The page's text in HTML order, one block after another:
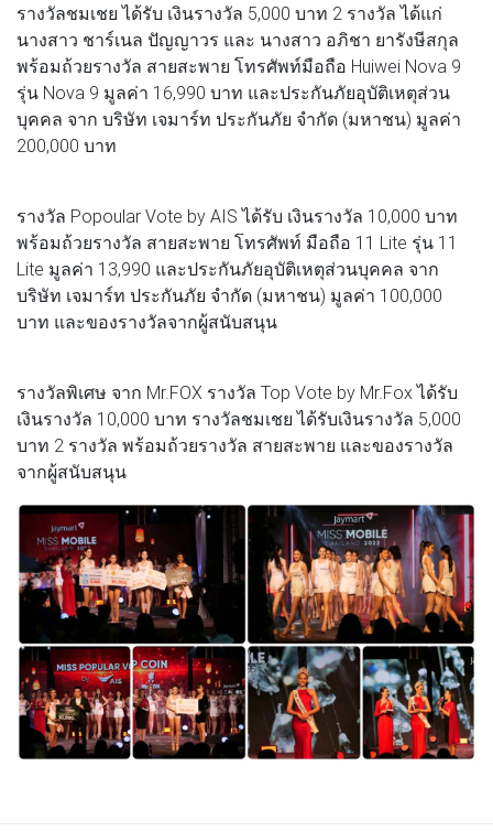
รางวัลชมเชย ได้รับ เงินรางวัล 5,000 บาท 2 รางวัล ได้แก่
นางสาว ชาร์เนล ปัญญาวร และ นางสาว อภิชา ยารังษีสกุล
พร้อมถ้วยรางวัล สายสะพาย โทรศัพท์มือถือ Huiwei Nova 9
รุ่น Nova 9 มูลค่า 16,990 บาท และประกันภัยอุบัติเหตุส่วน
บุคคล จาก บริษัท เจมาร์ท ประกันภัย จำกัด (มหาชน) มูลค่า
200,000 บาท
รางวัล Popoular Vote by AIS ได้รับ เงินรางวัล 10,000 บาท
พร้อมถ้วยรางวัล สายสะพาย โทรศัพท์ มือถือ 11 Lite รุ่น 11
Lite มูลค่า 13,990 และประกันภัยอุบัติเหตุส่วนบุคคล จาก
บริษัท เจมาร์ท ประกันภัย จำกัด (มหาชน) มูลค่า 100,000
บาท และของรางวัลจากผู้สนับสนุน
รางวัลพิเศษ จาก Mr.FOX รางวัล Top Vote by Mr.Fox ได้รับ
เงินรางวัล 10,000 บาท รางวัลชมเชย ได้รับเงินรางวัล 5,000
บาท 2 รางวัล พร้อมถ้วยรางวัล สายสะพาย และของรางวัล
จากผู้สนับสนุน